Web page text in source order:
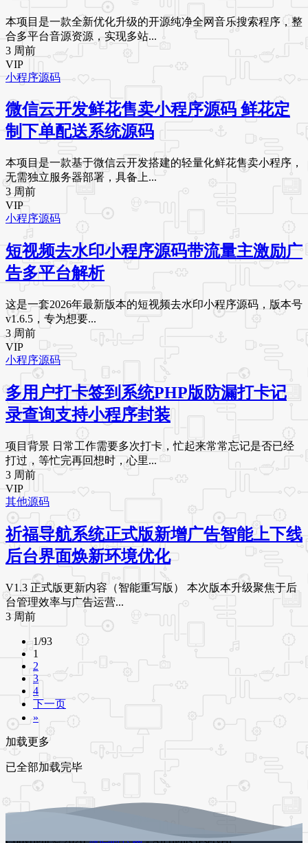
本项目是一款全新优化升级的开源纯净全网音乐搜索程序，整
合多平台音源资源，实现多站...
3 周前
VIP
小程序源码
微信云开发鲜花售卖小程序源码 鲜花定
制下单配送系统源码
本项目是一款基于微信云开发搭建的轻量化鲜花售卖小程序，
无需独立服务器部署，具备上...
3 周前
VIP
小程序源码
短视频去水印小程序源码带流量主激励广
告多平台解析
这是一套2026年最新版本的短视频去水印小程序源码，版本号
v1.6.5，专为想要...
3 周前
VIP
小程序源码
多用户打卡签到系统PHP版防漏打卡记
录查询支持小程序封装
项目背景 日常工作需要多次打卡，忙起来常常忘记是否已经
打过，等忙完再回想时，心里...
3 周前
VIP
其他源码
祈福导航系统正式版新增广告智能上下线
后台界面焕新环境优化
V1.3 正式版更新内容（智能重写版） 本次版本升级聚焦于后
台管理效率与广告运营...
3 周前
1/93
1
2
3
4
下一页
»
加载更多
已全部加载完毕
Copyright © 2026源码时代网- All rights reserved